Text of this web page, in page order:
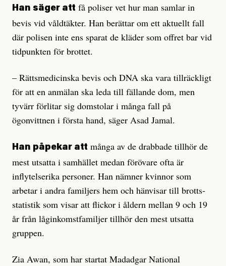
Han säger att få poliser vet hur man samlar in
bevis vid våldtäkter. Han berättar om ett aktuellt fall
där polisen inte ens sparat de kläder som offret bar vid
tidpunkten för brottet.
– Rättsmedicinska bevis och DNA ska vara tillräckligt
för att en anmälan ska leda till fällande dom, men
tyvärr förlitar sig domstolar i många fall på
ögonvittnen i första hand, säger Asad Jamal.
Han påpekar att många av de drabbade tillhör de
mest utsatta i samhället medan förövare ofta är
inflytelserika personer. Han nämner kvinnor som
arbetar i andra familjers hem och hänvisar till brotts-
statistik som visar att flickor i åldern mellan 9 och 19
år från låginkomstfamiljer tillhör den mest utsatta
gruppen.
Zia Awan, som har startat Madadgar National